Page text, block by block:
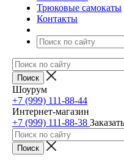
Трюковые самокаты
Контакты
Шоурум
+7 (999) 111-88-44
Интернет-магазин
+7 (999) 111-88-38